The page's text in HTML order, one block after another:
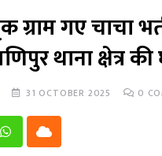
ग्राम गए
थाना क्षेत्र
31 OCTOBER 2025 0
WhatsappCloud